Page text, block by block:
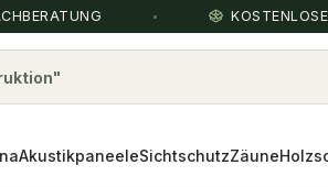
AkustikpaneeleSichtschutzZäune